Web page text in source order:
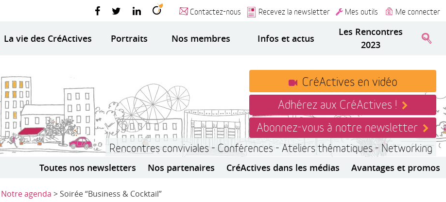
Contactez-nous Recevez la newsletter Mes outils Me connecter
La vie des CréActives Portraits Nos membres Infos et actus
Les Rencontres
2023
CréActives en vidéo
Adhérez aux CréActives !
Abonnez-vous à notre newsletter
Rencontres conviviales - Conférences - Ateliers thématiques - Networking
Toutes nos newsletters Nos partenaires CréActives dans les médias Avantages et promos
Notre agenda > Soirée “Business & Cocktail”